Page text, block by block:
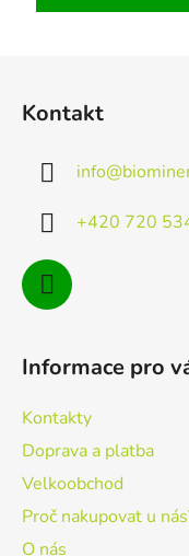
Kontakt
info@
+420 720
Informace pro
Kontakty
Doprava a platba
Velkoobchod
Proč nakupovat u
O nás